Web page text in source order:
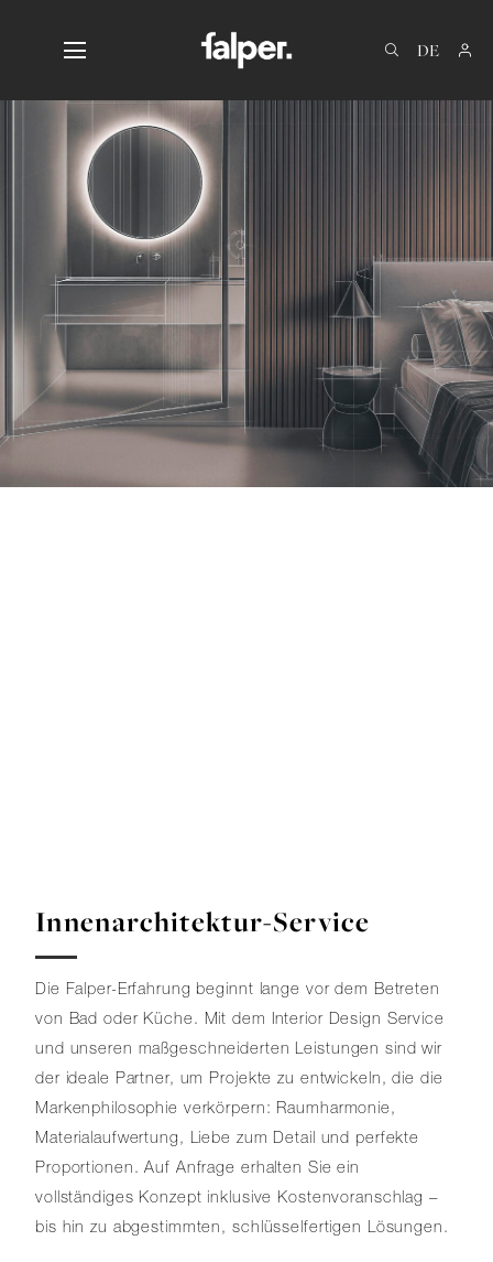
Innenarchitektur-Service
Die Falper-Erfahrung beginnt lange vor dem Betreten
von Bad oder Küche. Mit dem Interior Design Service
und unseren maßgeschneiderten Leistungen sind wir
der ideale Partner, um Projekte zu entwickeln, die die
Markenphilosophie verkörpern: Raumharmonie,
Materialaufwertung, Liebe zum Detail und perfekte
Proportionen. Auf Anfrage erhalten Sie ein
vollständiges Konzept inklusive Kostenvoranschlag –
bis hin zu abgestimmten, schlüsselfertigen Lösungen.